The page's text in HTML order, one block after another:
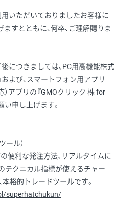
用いただいておりましたお客様に
すとともに、何卒、ご理解賜りま
につきましては、PC用高機能株式
よび、スマートフォン用アプリ
）アプリの『GMOクリック 株 for
い申し上げます。
ール）
便利な発注方法、リアルタイムに
テクニカル指標が使えるチャー
格的トレードツールです。
superhatchukun/